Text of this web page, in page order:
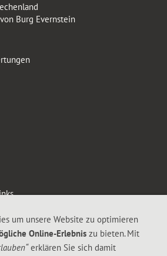
Burg Evernstein
2019 FALTIGE-HERZEN
geschütztes Material. Die durch die
und Werke auf diesen Seiten unterliegen dem
um unsere Website zu optimieren
Online-Erlebnis zu bieten. Mit
erklären Sie sich damit